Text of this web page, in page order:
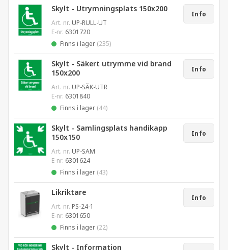
Skylt - Utrymningsplats 150x200
Art. nr. UP-RULL-UT
E-nr. 6301720
Finns i lager (235)
Info
Skylt - Säkert utrymme vid brand
150x200
Art. nr. UP-SÄK-UTR
E-nr. 6301840
Finns i lager (44)
Info
Skylt - Samlingsplats handikapp
150x150
Art. nr. UP-SAM
E-nr. 6301624
Finns i lager (43)
Info
Likriktare
Art. nr. PS-24-1
E-nr. 6301650
Finns i lager (22)
Info
Skylt - Information